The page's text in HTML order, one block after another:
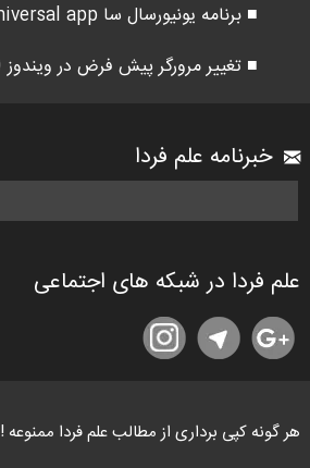
■ برنامه یونیورسال سا Universal app چیه ؟
■ تغییر مرورگر پیش فرض در ویندوز 10
خبرنامه علم فردا
علم فردا در شبکه های اجتماعی
هر گونه کپی برداری از مطالب علم فردا ممنوعه !